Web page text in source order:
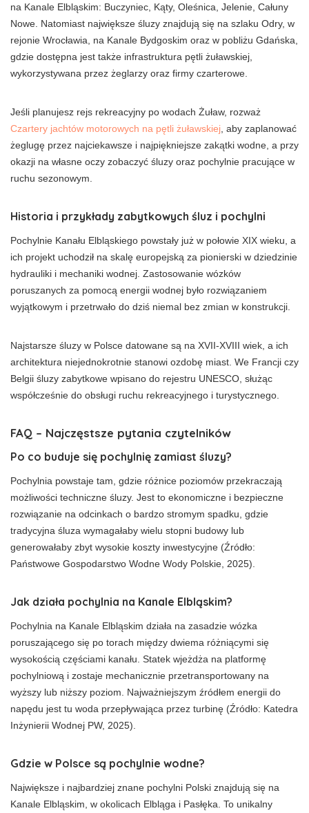
na Kanale Elbląskim: Buczyniec, Kąty, Oleśnica, Jelenie, Całuny
Nowe. Natomiast największe śluzy znajdują się na szlaku Odry, w
rejonie Wrocławia, na Kanale Bydgoskim oraz w pobliżu Gdańska,
gdzie dostępna jest także infrastruktura pętli żuławskiej,
wykorzystywana przez żeglarzy oraz firmy czarterowe.
Jeśli planujesz rejs rekreacyjny po wodach Żuław, rozważ
Czartery jachtów motorowych na pętli żuławskiej , aby zaplanować
żeglugę przez najciekawsze i najpiękniejsze zakątki wodne, a przy
okazji na własne oczy zobaczyć śluzy oraz pochylnie pracujące w
ruchu sezonowym.
Historia i przykłady zabytkowych śluz i pochylni
Pochylnie Kanału Elbląskiego powstały już w połowie XIX wieku, a
ich projekt uchodził na skalę europejską za pionierski w dziedzinie
hydrauliki i mechaniki wodnej. Zastosowanie wózków
poruszanych za pomocą energii wodnej było rozwiązaniem
wyjątkowym i przetrwało do dziś niemal bez zmian w konstrukcji.
Najstarsze śluzy w Polsce datowane są na XVII-XVIII wiek, a ich
architektura niejednokrotnie stanowi ozdobę miast. We Francji czy
Belgii śluzy zabytkowe wpisano do rejestru UNESCO, służąc
współcześnie do obsługi ruchu rekreacyjnego i turystycznego.
FAQ – Najczęstsze pytania czytelników
Po co buduje się pochylnię zamiast śluzy?
Pochylnia powstaje tam, gdzie różnice poziomów przekraczają
możliwości techniczne śluzy. Jest to ekonomiczne i bezpieczne
rozwiązanie na odcinkach o bardzo stromym spadku, gdzie
tradycyjna śluza wymagałaby wielu stopni budowy lub
generowałaby zbyt wysokie koszty inwestycyjne (Źródło:
Państwowe Gospodarstwo Wodne Wody Polskie, 2025).
Jak działa pochylnia na Kanale Elbląskim?
Pochylnia na Kanale Elbląskim działa na zasadzie wózka
poruszającego się po torach między dwiema różniącymi się
wysokością częściami kanału. Statek wjeżdża na platformę
pochylniową i zostaje mechanicznie przetransportowany na
wyższy lub niższy poziom. Najważniejszym źródłem energii do
napędu jest tu woda przepływająca przez turbinę (Źródło: Katedra
Inżynierii Wodnej PW, 2025).
Gdzie w Polsce są pochylnie wodne?
Największe i najbardziej znane pochylni Polski znajdują się na
Kanale Elbląskim, w okolicach Elbląga i Pasłęka. To unikalny